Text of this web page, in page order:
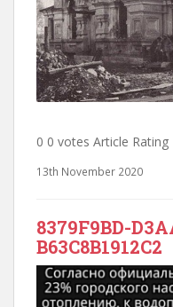
0 0 votes Article Rating
13th November 2020
8379F9BD-
B63C8B1912C2